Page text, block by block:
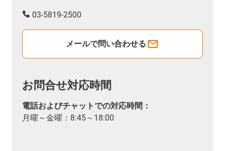
03-5819-2500
メールで問い合わせる
お問合せ対応時間
電話およびチャットでの対応時間：
月曜～金曜：8:45～18:00